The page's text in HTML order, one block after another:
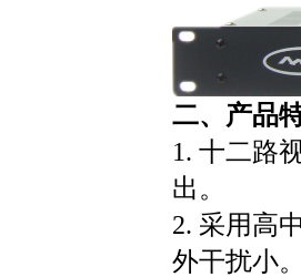
二、产品
1. 十二路
出。
2. 采用高
外干扰小